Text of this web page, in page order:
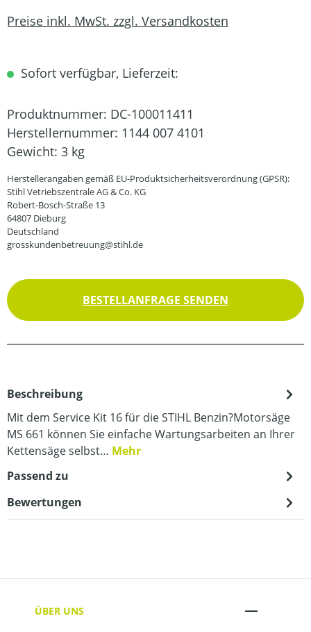
Preise inkl. MwSt. zzgl. Versandkosten
Sofort verfügbar, Lieferzeit:
Produktnummer: DC-100011411
Herstellernummer: 1144 007 4101
Gewicht: 3 kg
Herstellerangaben gemäß EU-Produktsicherheitsverordnung (GPSR):
Stihl Vetriebszentrale AG & Co. KG
Robert-Bosch-Straße 13
64807 Dieburg
Deutschland
grosskundenbetreuung@stihl.de
BESTELLANFRAGE SENDEN
Beschreibung
Mit dem Service Kit 16 für die STIHL Benzin?Motorsäge
MS 661 können Sie einfache Wartungsarbeiten an Ihrer
Kettensäge selbst… Mehr
Passend zu
Bewertungen
ÜBER UNS